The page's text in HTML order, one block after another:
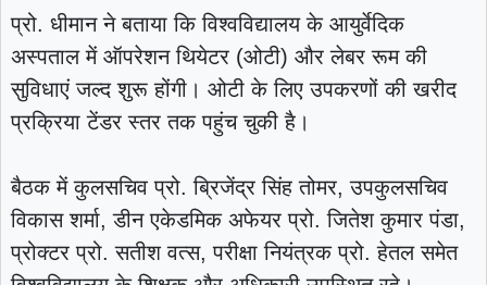
प्रो. धीमान ने बताया कि विश्वविद्यालय के आयुर्वेदिक
अस्पताल में ऑपरेशन थियेटर (ओटी) और लेबर रूम की
सुविधाएं जल्द शुरू होंगी। ओटी के लिए उपकरणों की खरीद
प्रक्रिया टेंडर स्तर तक पहुंच चुकी है।
बैठक में कुलसचिव प्रो. ब्रिजेंद्र सिंह तोमर, उपकुलसचिव
विकास शर्मा, डीन एकेडमिक अफेयर प्रो. जितेश कुमार पंडा,
प्रोक्टर प्रो. सतीश वत्स, परीक्षा नियंत्रक प्रो. हेतल समेत